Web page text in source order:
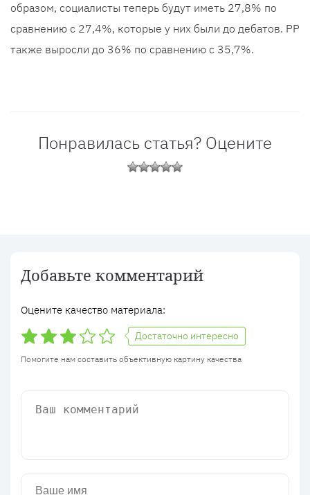
образом, социалисты теперь будут иметь 27,8% по
сравнению с 27,4%, которые у них были до дебатов. PP
также выросли до 36% по сравнению с 35,7%.
Понравилась статья? Оцените
Добавьте комментарий
Оцените качество материала:
Достаточно интересно
Помогите нам составить объективную картину качества